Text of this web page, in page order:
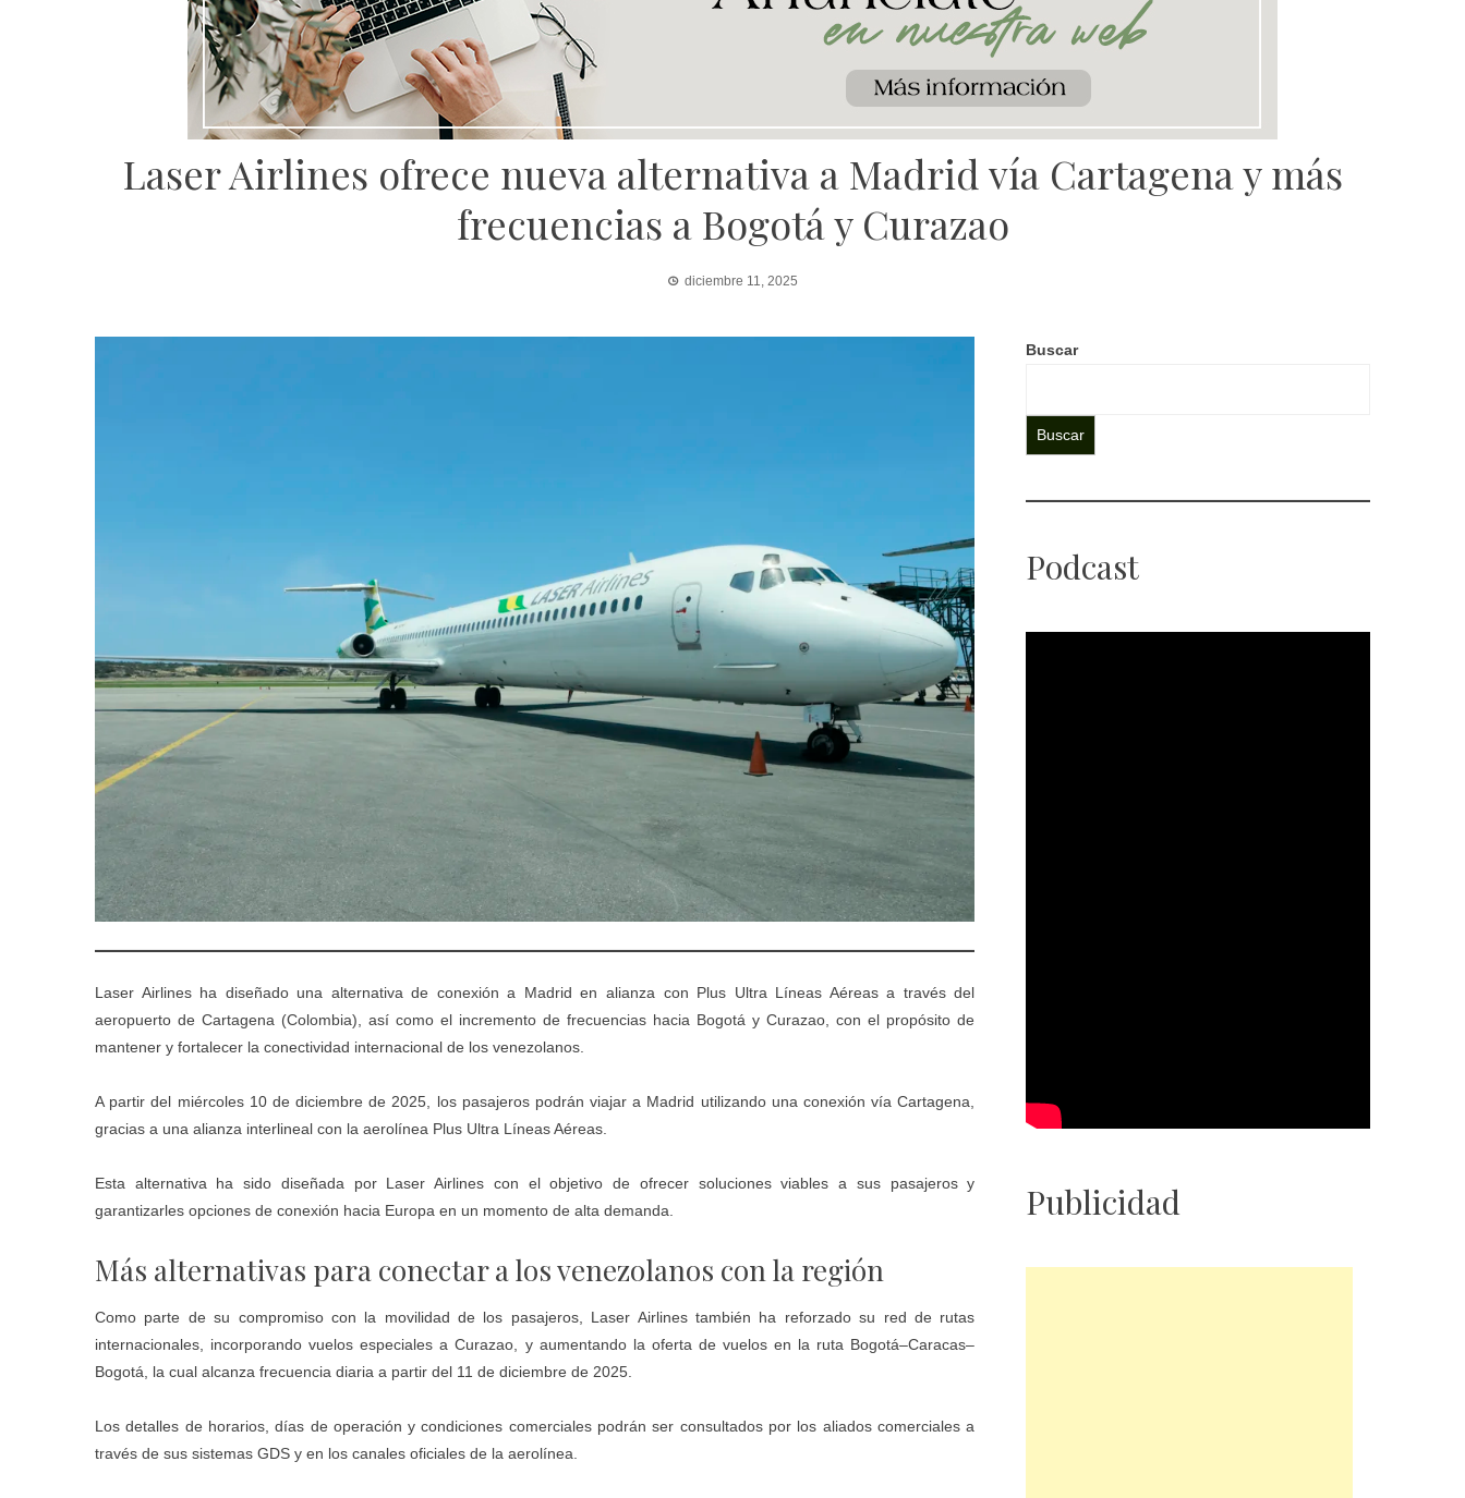
Laser Airlines ofrece nueva alternativa a Madrid vía Cartagena y más
frecuencias a Bogotá y Curazao
diciembre 11, 2025
Laser Airlines ha diseñado una alternativa de conexión a Madrid en alianza con Plus Ultra Líneas Aéreas a través del
aeropuerto de Cartagena (Colombia), así como el incremento de frecuencias hacia Bogotá y Curazao, con el propósito de
mantener y fortalecer la conectividad internacional de los venezolanos.
A partir del miércoles 10 de diciembre de 2025, los pasajeros podrán viajar a Madrid utilizando una conexión vía Cartagena,
gracias a una alianza interlineal con la aerolínea Plus Ultra Líneas Aéreas.
Esta alternativa ha sido diseñada por Laser Airlines con el objetivo de ofrecer soluciones viables a sus pasajeros y
garantizarles opciones de conexión hacia Europa en un momento de alta demanda.
Más alternativas para conectar a los venezolanos con la región
Como parte de su compromiso con la movilidad de los pasajeros, Laser Airlines también ha reforzado su red de rutas
internacionales, incorporando vuelos especiales a Curazao, y aumentando la oferta de vuelos en la ruta Bogotá–Caracas–
Bogotá, la cual alcanza frecuencia diaria a partir del 11 de diciembre de 2025.
Los detalles de horarios, días de operación y condiciones comerciales podrán ser consultados por los aliados comerciales a
través de sus sistemas GDS y en los canales oficiales de la aerolínea.
Buscar
Buscar
Podcast
Publicidad